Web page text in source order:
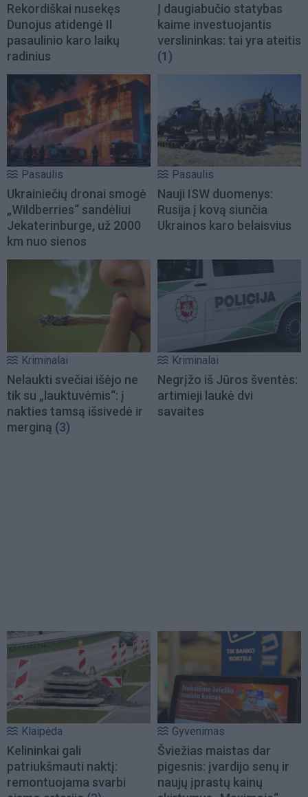
Rekordiškai nusekęs
Dunojus atidengė II
pasaulinio karo laikų
radinius
Į daugiabučio statybas
kaime investuojantis
verslininkas: tai yra ateitis
(1)
Pasaulis
Ukrainiečių dronai smogė
„Wildberries“ sandėliui
Jekaterinburge, už 2000
km nuo sienos
Pasaulis
Nauji ISW duomenys:
Rusija į kovą siunčia
Ukrainos karo belaisvius
Kriminalai
Nelaukti svečiai išėjo ne
tik su „lauktuvėmis“: į
nakties tamsą išsivedė ir
merginą (3)
Kriminalai
Negrįžo iš Jūros šventės:
artimieji laukė dvi
savaites
Klaipėda
Kelininkai gali
patriukšmauti naktį:
remontuojama svarbi
Gyvenimas
Šviežias maistas dar
pigesnis: įvardijo senų ir
naujų įprastų kainų